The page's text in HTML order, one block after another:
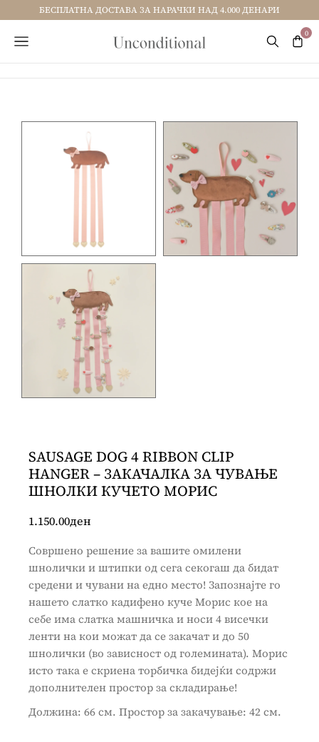
БЕСПЛАТНА ДОСТАВА ЗА НАРАЧКИ НАД 4.000 ДЕНАРИ
SAUSAGE DOG 4 RIBBON CLIP
HANGER – ЗАКАЧАЛКА ЗА ЧУВАЊЕ
ШНОЛКИ КУЧЕТО МОРИС
1.150.00ден
Совршено решение за вашите омилени
шнолички и штипки од сега секогаш да бидат
средени и чувани на едно место! Запознајте го
нашето слатко кадифено куче Морис кое на
себе има слатка машничка и носи 4 висечки
ленти на кои можат да се закачат и до 50
шнолички (во зависност од големината). Морис
исто така е скриена торбичка бидејќи содржи
дополнителен простор за складирање!
Должина: 66 см. Простор за закачување: 42 см.